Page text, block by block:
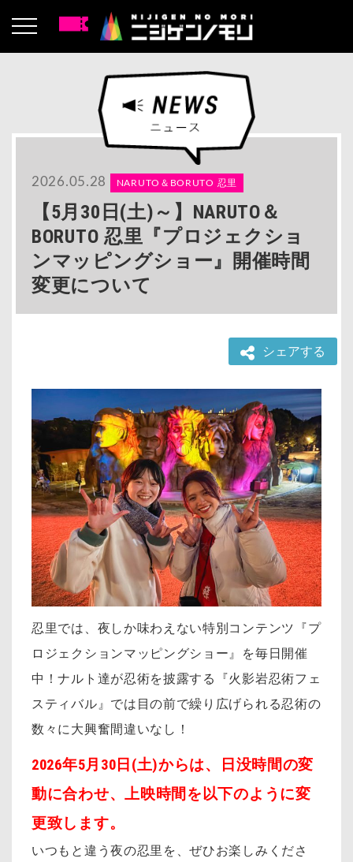
2026.05.28 NARUTO＆BORUTO 忍里
【5月30日(土)～】NARUTO＆
BORUTO 忍里『プロジェクショ
ンマッピングショー』開催時間
変更について
シェアする
忍里では、夜しか味わえない特別コンテンツ『プ
ロジェクションマッピングショー』 を毎日開催
中！ナルト達が忍術を披露する『火影岩忍術フェ
スティバル』では目の前で繰り広げられる忍術の
数々に大興奮間違いなし！
2026年5月30日(土)からは、日没時間の変
動に合わせ、上映時間を以下のように変
更致します。
いつもと違う夜の忍里を、ぜひお楽しみくださ